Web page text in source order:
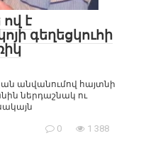
է
գեղեցկուհի
անվանումով հայտնի
ներդաշնակ ու
0 1 388